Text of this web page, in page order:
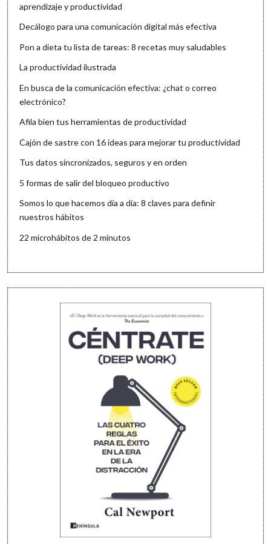
aprendizaje y productividad
Decálogo para una comunicación digital más efectiva
Pon a dieta tu lista de tareas: 8 recetas muy saludables
La productividad ilustrada
En busca de la comunicación efectiva: ¿chat o correo
electrónico?
Afila bien tus herramientas de productividad
Cajón de sastre con 16 ideas para mejorar tu productividad
Tus datos sincronizados, seguros y en orden
5 formas de salir del bloqueo productivo
Somos lo que hacemos día a día: 8 claves para definir
nuestros hábitos
22 microhábitos de 2 minutos